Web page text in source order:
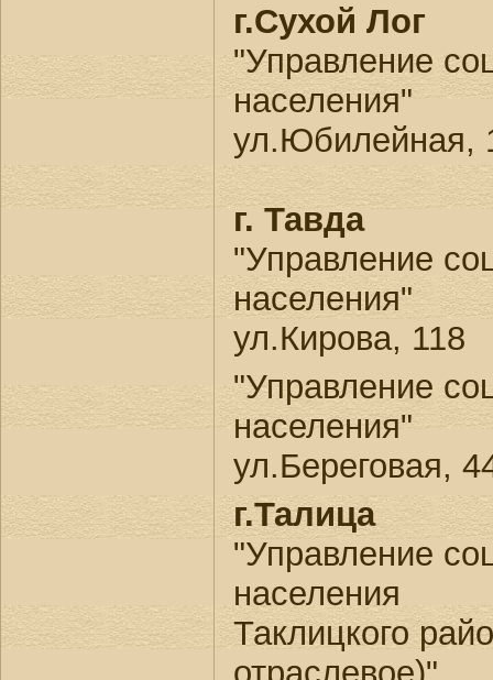
г.Сухой Лог
"Управление
населения"
ул.Юбилейная,
г. Тавда
"Управление
населения"
ул.Кирова, 118
"Управление
населения"
ул.Береговая,
г.Талица
"Управление
населения
Таклицкого